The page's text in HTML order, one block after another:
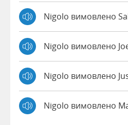
Nigolo вимовлено
Nigolo вимовлено
Nigolo вимовлено
Nigolo вимовлено